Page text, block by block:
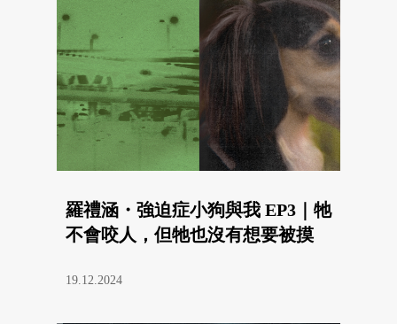
羅禮涵・強迫症小狗與我 EP3｜牠
不會咬人，但牠也沒有想要被摸
19.12.2024